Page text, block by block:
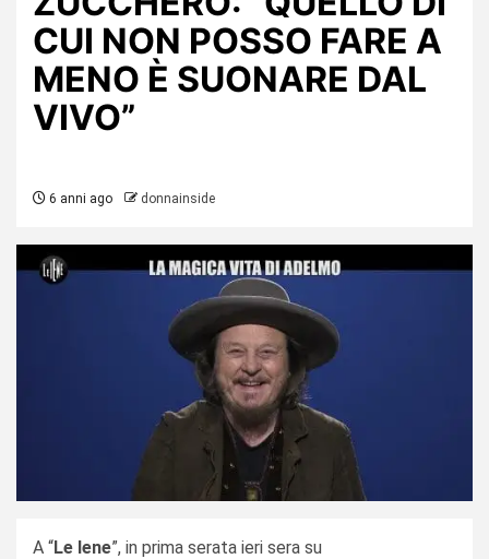
CUI NON POSSO FARE A
MENO È SUONARE DAL
VIVO”
6 anni ago donnainside
A “Le Iene”, in prima serata ieri sera su